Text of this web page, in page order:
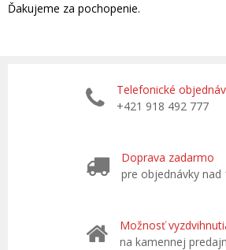
Ďakujeme za pochopenie.
Telefonické
+421 918 492 777
Doprava zadarmo
pre objednávky nad
Možnosť
na kamennej